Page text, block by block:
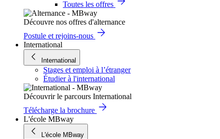
Toutes les offres
Découvre nos offres d'alternance
Postule et rejoins-nous
International
International
Stages et emploi à l’étranger
Étudier à l'international
Découvrir le parcours International
Télécharge la brochure
L'école MBway
L'école MBway